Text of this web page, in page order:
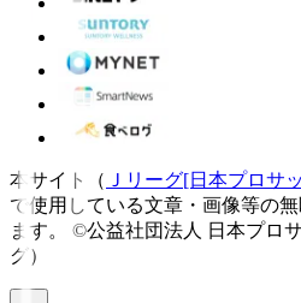
本サイト（ Ｊリーグ[日本プロサ
で使用している文章・画像等の
ます。
©公益社団法人 日本プロ
グ）